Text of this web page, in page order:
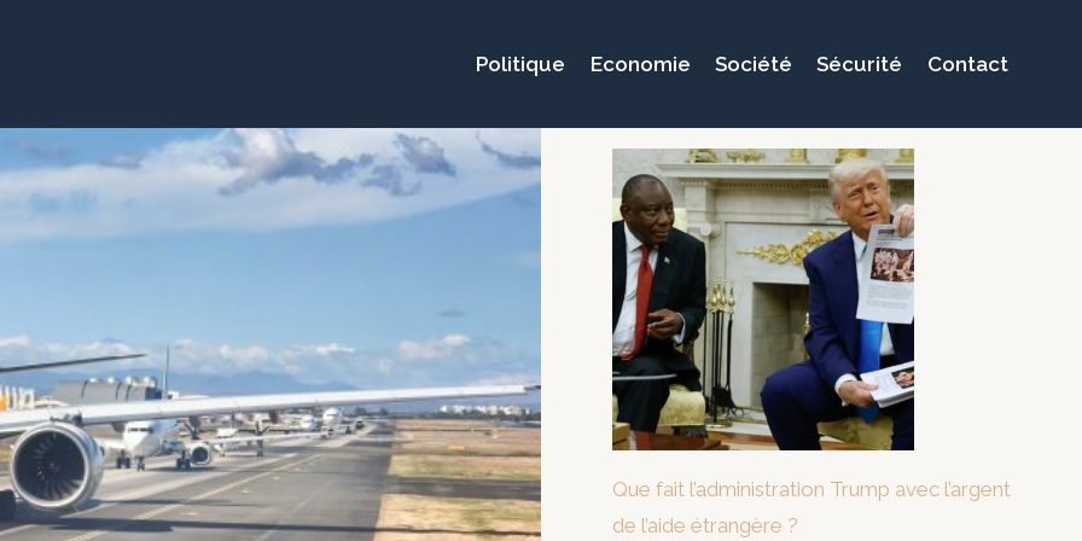
Politique Economie Société Sécurité Contact
Que fait l’administration Trump avec l’argent
de l’aide étrangère ?